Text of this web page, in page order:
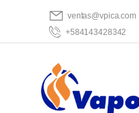
ventas@vpica.com
+584143428342